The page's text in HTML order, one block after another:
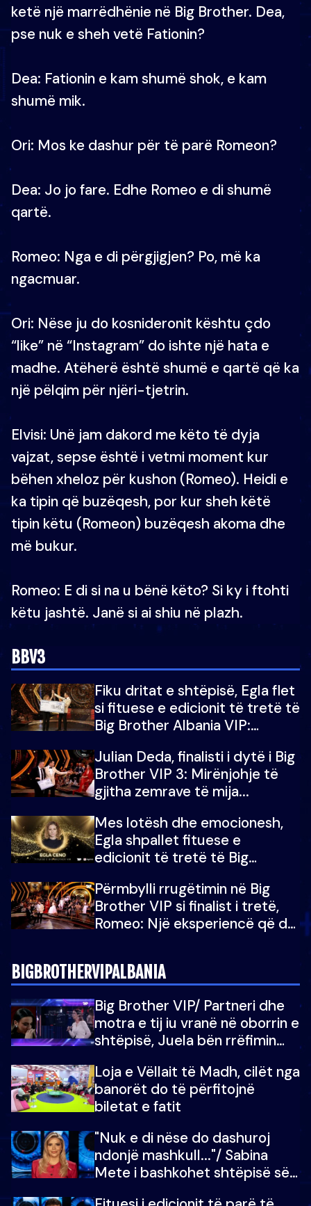
ketë një marrëdhënie në Big Brother. Dea,
pse nuk e sheh vetë Fationin?
Dea: Fationin e kam shumë shok, e kam
shumë mik.
Ori: Mos ke dashur për të parë Romeon?
Dea: Jo jo fare. Edhe Romeo e di shumë
qartë.
Romeo: Nga e di përgjigjen? Po, më ka
ngacmuar.
Ori: Nëse ju do kosnideronit kështu çdo
“like” në “Instagram” do ishte një hata e
madhe. Atëherë është shumë e qartë që ka
një pëlqim për njëri-tjetrin.
Elvisi: Unë jam dakord me këto të dyja
vajzat, sepse është i vetmi moment kur
bëhen xheloz për kushon (Romeo). Heidi e
ka tipin që buzëqesh, por kur sheh këtë
tipin këtu (Romeon) buzëqesh akoma dhe
më bukur.
Romeo: E di si na u bënë këto? Si ky i ftohti
këtu jashtë. Janë si ai shiu në plazh.
BBV3
Fiku dritat e shtëpisë, Egla flet
si fituese e edicionit të tretë të
Big Brother Albania VIP:
Julian Deda, finalisti i dytë i Big
Brother VIP 3: Mirënjohje të
gjitha zemrave të mija...
Mes lotësh dhe emocionesh,
Egla shpallet fituese e
edicionit të tretë të Big
Përmbylli rrugëtimin në Big
Brother VIP si finalist i tretë,
Romeo: Një eksperiencë që do
BIGBROTHERVIPALBANIA
Big Brother VIP/ Partneri dhe
motra e tij iu vranë në oborrin e
shtëpisë, Juela bën rrëfimin
do të martoheshim, por zemra
mu copëtua
Loja e Vëllait të Madh, cilët nga
banorët do të përfitojnë
biletat e fatit
"Nuk e di nëse do dashuroj
ndonjë mashkull..."/ Sabina
Mete i bashkohet shtëpisë së